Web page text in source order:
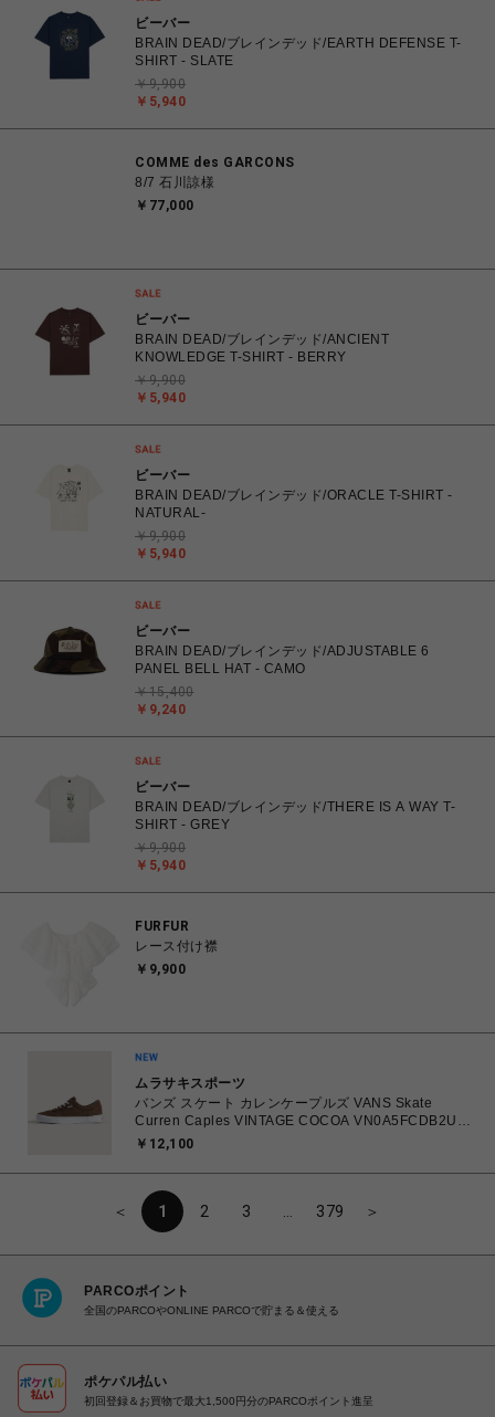
ビーバー
BRAIN DEAD/ブレインデッド/EARTH DEFENSE T-
SHIRT - SLATE
￥5,940
￥9,900
COMME des GARCONS
8/7 石川諒様
￥77,000
ビーバー
BRAIN DEAD/ブレインデッド/ANCIENT
KNOWLEDGE T-SHIRT - BERRY
￥5,940
￥9,900
ビーバー
BRAIN DEAD/ブレインデッド/ORACLE T-SHIRT -
NATURAL-
￥5,940
￥9,900
ビーバー
BRAIN DEAD/ブレインデッド/ADJUSTABLE 6
PANEL BELL HAT - CAMO
￥9,240
￥15,400
ビーバー
BRAIN DEAD/ブレインデッド/THERE IS A WAY T-
SHIRT - GREY
￥5,940
￥9,900
FURFUR
レース付け襟
￥9,900
ムラサキスポーツ
バンズ スケート カレンケープルズ VANS Skate
Curren Caples VINTAGE COCOA VN0A5FCDB2U
26.0㎝～28.0㎝ スニーカー メンズ シューズ
く】
￥12,100
＜ 1 2 3 379 ＞
PARCOポイント
全国のPARCOやONLINE PARCOで貯まる＆使える
ポケパル払い
初回登録＆お買物で最大1,500円分のPARCOポイント進呈